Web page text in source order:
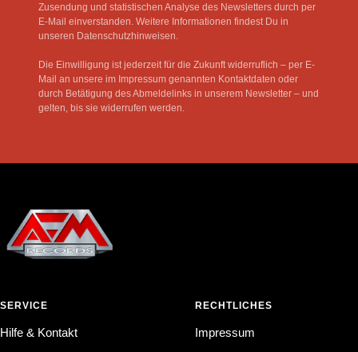
Zusendung und statistischen Analyse des Newsletters durch per
E-Mail einverstanden. Weitere Informationen findest Du in
unseren Datenschutzhinweisen.
Die Einwilligung ist jederzeit für die Zukunft widerruflich – per E-
Mail an unsere im Impressum genannten Kontaktdaten oder
durch Betätigung des Abmeldelinks in unserem Newsletter – und
gelten, bis sie widerrufen werden.
SERVICE
Hilfe & Kontakt
RECHTLICHES
Impressum